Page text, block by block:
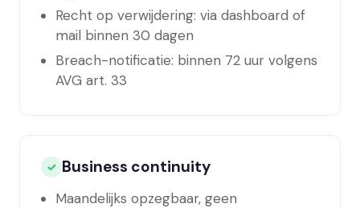
Recht op verwijdering: via dashboard of
mail binnen 30 dagen
Breach-notificatie: binnen 72 uur volgens
AVG art. 33
✓ Business continuity
Maandelijks opzegbaar, geen